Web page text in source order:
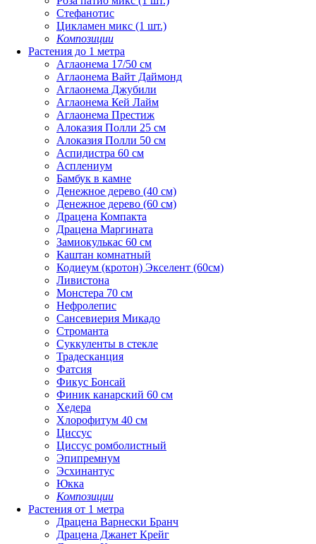
Стефанотис
Цикламен микс (1 шт.)
Композиции
Растения до 1 метра
Аглаонема 17/50 см
Аглаонема Вайт Даймонд
Аглаонема Джубили
Аглаонема Кей Лайм
Аглаонема Престиж
Алоказия Полли 25 см
Алоказия Полли 50 см
Аспидистра 60 см
Асплениум
Бамбук в камне
Денежное дерево (40 cм)
Денежное дерево (60 см)
Драцена Компакта
Драцена Маргината
Замиокулькас 60 см
Каштан комнатный
Кодиеум (кротон) Экселент (60см)
Ливистона
Монстера 70 см
Нефролепис
Сансевиерия Микадо
Строманта
Суккуленты в стекле
Традесканция
Фатсия
Фикус Бонсай
Финик канарский 60 см
Хедера
Хлорофитум 40 см
Циссус
Циссус ромболистный
Эпипремнум
Эсхинантус
Юкка
Композиции
Растения от 1 метра
Драцена Варнески Бранч
Драцена Джанет Крейг